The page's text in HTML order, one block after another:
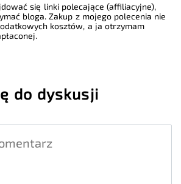
się linki polecające (affiliacyjne),
bloga. Zakup z mojego polecenia nie
kosztów, a ja otrzymam
do dyskusji